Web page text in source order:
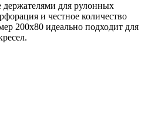
для рулонных
и честное количество
200х80 идеально подходит для